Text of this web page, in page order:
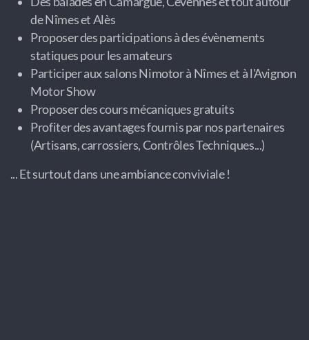
de Nîmes et Alès
Proposer des participations à des évènements
statiques pour les amateurs
Participer aux salons Nimotor à Nîmes et à l'Avignon
Motor Show
Proposer des cours mécaniques gratuits
Profiter des avantages fournis par nos partenaires
(Artisans, carrossiers, Contrôles Techniques...)
... Et surtout dans une ambiance conviviale !